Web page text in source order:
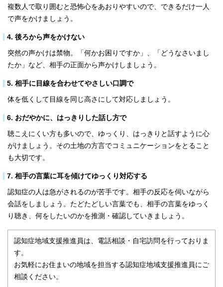
複数人で取り囲むと恐怖心をあおりやすいので、できるだけ一人
で声をかけましょう。
4. 後ろから声をかけない
突然の声かけは禁物。「何かお困りですか」、「どうなさいまし
たか」など、相手の正面から声かけしましょう。
5. 相手に目線を合わせてやさしい口調で
体を低くして目線を同じ高さにして対応しましょう。
6. おだやかに、はっきりした話し方で
聴こえにくい方も多いので、ゆっくり、はっきりと話すように心
がけましょう。その土地の方言でコミュニケーションをとること
も大切です。
7. 相手の言葉に耳を傾けてゆっくり対応する
認知症の人は急がされるのが苦手です。相手の反応を伺いながら
会話をしましょう。たどたどしい言葉でも、相手の言葉をゆっく
り聴き、何をしたいのかを推測・確認していきましょう。
認知症地域支援推進員は、電話相談・自宅訪問を行っておりま
す。
お気軽にお住まいの地域を担当する認知症地域支援推進員にご
相談ください。